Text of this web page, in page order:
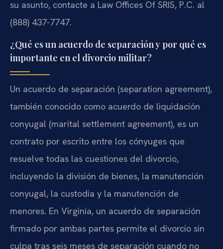
su asunto, contacte a Law Offices Of SRIS, P.C. al
(888) 437-7747.
¿Qué es un acuerdo de separación y por qué es
importante en el divorcio militar?
Un acuerdo de separación (separation agreement),
también conocido como acuerdo de liquidación
conyugal (marital settlement agreement), es un
contrato por escrito entre los cónyuges que
resuelve todas las cuestiones del divorcio,
incluyendo la división de bienes, la manutención
conyugal, la custodia y la manutención de
menores. En Virginia, un acuerdo de separación
firmado por ambas partes permite el divorcio sin
culpa tras seis meses de separación cuando no